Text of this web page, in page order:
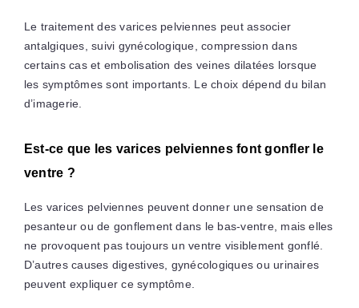
Le traitement des varices pelviennes peut associer
antalgiques, suivi gynécologique, compression dans
certains cas et embolisation des veines dilatées lorsque
les symptômes sont importants. Le choix dépend du bilan
d’imagerie.
Est-ce que les varices pelviennes font gonfler le
ventre ?
Les varices pelviennes peuvent donner une sensation de
pesanteur ou de gonflement dans le bas-ventre, mais elles
ne provoquent pas toujours un ventre visiblement gonflé.
D’autres causes digestives, gynécologiques ou urinaires
peuvent expliquer ce symptôme.